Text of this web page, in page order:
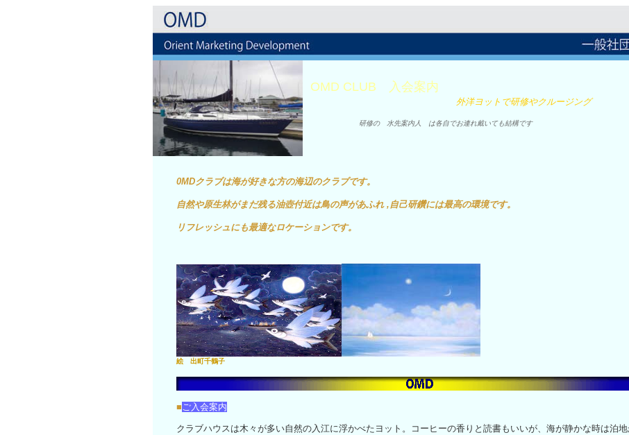
OMD CLUB 入会案内
外洋ヨットで研修やクルージング
研修の 水先案内人 は各自でお連れ戴いても結構です
0MDクラブは海が好きな方の海辺のクラブです。
自然や原生林がまだ残る油壺付近は鳥の声があふれ ,自己研鑽には最高の環境です。
リフレッシュにも最適なロケーションです。
絵 出町千鶴子
■ご入会案内
クラブハウスは木々が多い自然の入江に浮かべたヨット。コーヒーの香りと読書もいいが、海が静かな時は泊